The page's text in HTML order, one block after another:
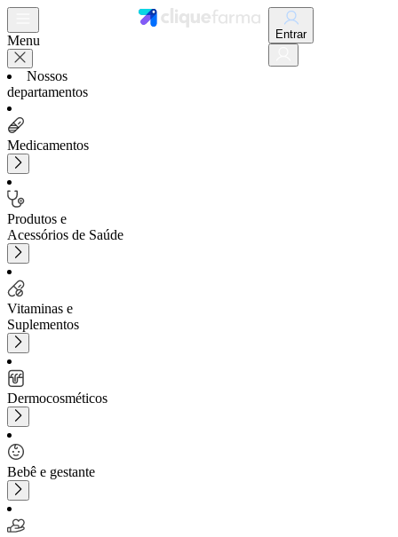
Menu
Nossos
departamentos
Medicamentos
Produtos e
Acessórios de Saúde
Vitaminas e
Suplementos
Dermocosméticos
Bebê e gestante
Entrar